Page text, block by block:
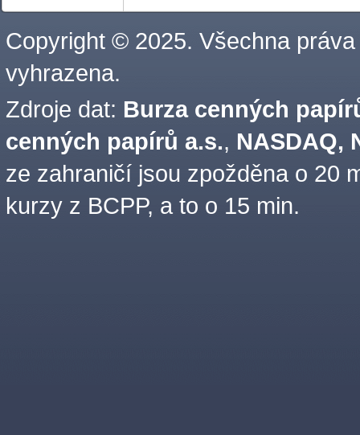
Copyright © 2025. Všechna práva
vyhrazena.
Zdroje dat: Burza cenných
cenných papírů a.s., NASDAQ,
ze zahraničí jsou zpožděna o 20
kurzy z BCPP, a to o 15 min.